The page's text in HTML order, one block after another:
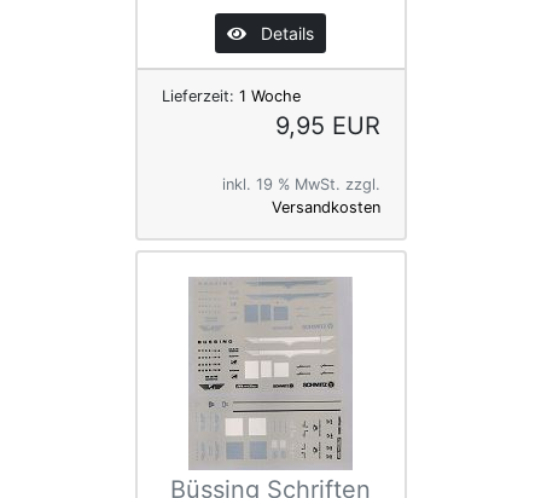
Details
Lieferzeit: 1 Woche
9,95 EUR
inkl. 19 % MwSt. zzgl.
Versandkosten
Büssing Schriften